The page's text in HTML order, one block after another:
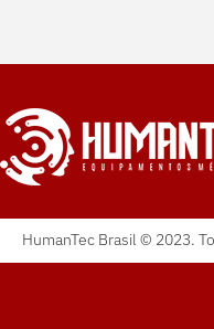
HumanTec Brasil © 2023.